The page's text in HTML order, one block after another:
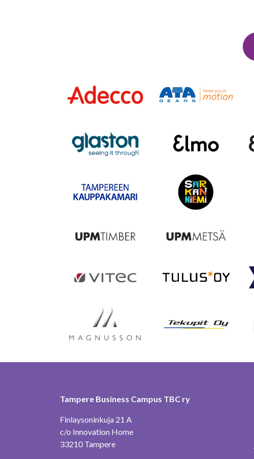
Tampere Business Campus TBC ry
Finlaysoninkuja 21 A
c/o Innovation Home
33210 Tampere